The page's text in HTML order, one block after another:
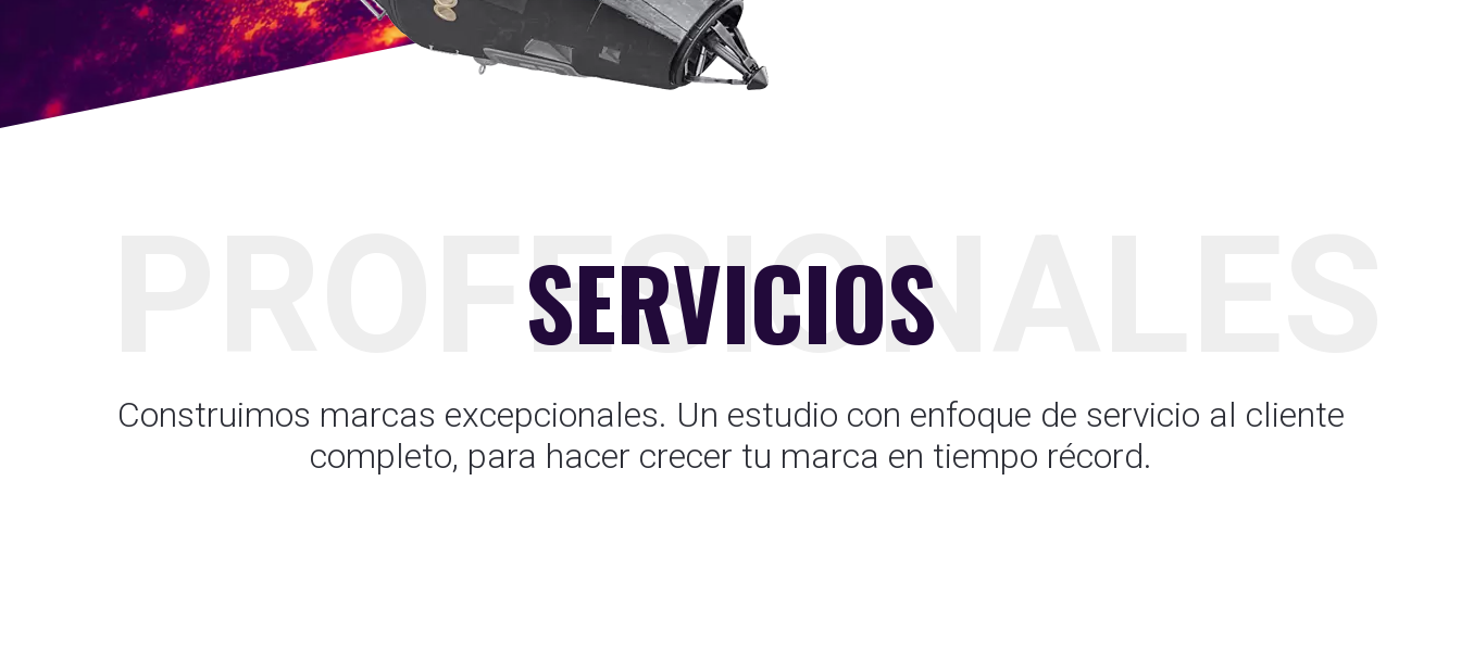
PROFESIONALES
SERVICIOS
Construimos marcas excepcionales. Un estudio con enfoque de servicio al cliente
completo, para hacer crecer tu marca en tiempo récord.